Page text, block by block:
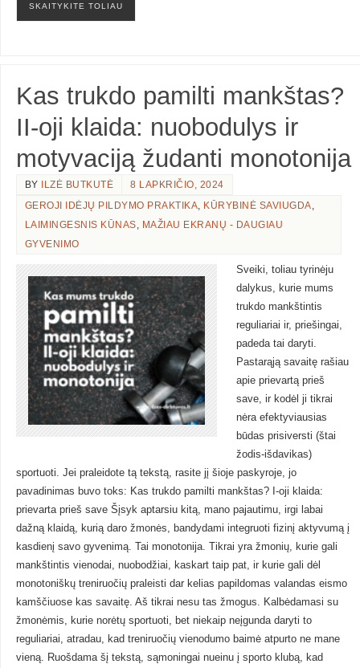
SKAITYKITE TOLIAU
Kas trukdo pamilti mankštas?
II-oji klaida: nuobodulys ir
motyvaciją žudanti monotonija
BY ILZĖ BUTKUTĖ
8 LAPKRIČIO, 2024
GEROJI IDĖJŲ PILDYMO PRAKTIKA, KŪRYBINĖ SAVIUGDA,
LAIMINGESNIS KŪNAS, MAŽIAU EKRANŲ - DAUGIAU
GYVENIMO
Sveiki, toliau tyrinėju
dalykus, kurie mums
trukdo mankštintis
reguliariai ir, priešingai,
padeda tai daryti.
Pastarąją savaitę rašiau
apie prievartą prieš
save, ir kodėl ji tikrai
nėra efektyviausias
būdas prisiversti (štai
žodis-išdavikas)
sportuoti. Jei praleidote tą tekstą, rasite jį šioje paskyroje, jo
pavadinimas buvo toks: Kas trukdo pamilti mankštas? I-oji klaida:
prievarta prieš save Šįsyk aptarsiu kitą, mano pajautimu, irgi labai
dažną klaidą, kurią daro žmonės, bandydami integruoti fizinį aktyvumą į
kasdienį savo gyvenimą. Tai monotonija. Tikrai yra žmonių, kurie gali
mankštintis vienodai, nuobodžiai, kaskart taip pat, ir kurie gali dėl
monotoniškų treniruočių praleisti dar kelias papildomas valandas eismo
kamščiuose kas savaitę. Aš tikrai nesu tas žmogus. Kalbėdamasi su
žmonėmis, kurie norėtų sportuoti, bet niekaip neįgunda daryti to
reguliariai, atradau, kad treniruočių vienodumo baimė atpurto ne mane
vieną. Ruošdama šį tekstą, sąmoningai nueinu į sporto klubą, kad